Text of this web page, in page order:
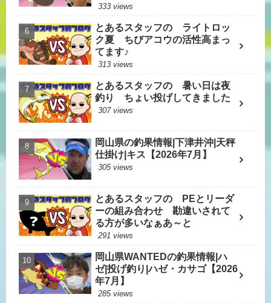
333 views
とあるスタッフの ライトロッ
ク夏 ちびアコウの活性高まっ
てます♪
313 views
とあるスタッフの 暑い日は夜
釣り ちょい投げしてきました
307 views
岡山県の釣果情報|下津井沖|天秤
仕掛け|キス【2026年7月】
305 views
とあるスタッフの PEとリーダ
ーの組み合わせ 勘違いされて
る方が多いなぁあ～と
291 views
岡山県WANTEDの釣果情報|ハ
ゼ|投げ釣り|ハゼ・カサゴ【2026
年7月】
285 views